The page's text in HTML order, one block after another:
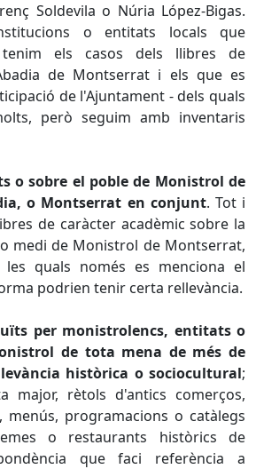
Soldevila o Núria López-Bigas.
o entitats locals que
els casos dels llibres de
de Montserrat i els que es
de l'Ajuntament - dels quals
però seguim amb inventaris
o sobre el poble de Monistrol de
o Montserrat en conjunt. Tot i
de caràcter acadèmic sobre la
medi de Monistrol de Montserrat,
les quals només es menciona el
podrien tenir certa rellevància.
per monistrolencs, entitats o
de tota mena de més de
històrica o sociocultural;
major, rètols d'antics comerços,
menús, programacions o catàlegs
o restaurants històrics de
que faci referència a